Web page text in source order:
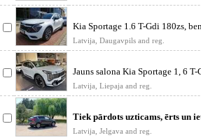
Kia Sportage 1.6 T-Gdi 180zs,
18
Latvija, Daugavpils and reg.
Jauns salona Kia Sportage 1, 6
2Wd. 7 gad
Latvija, Liepaja and reg.
Tiek pārdots uzticams, ērts un
Sportage a
Latvija, Jelgava and reg.